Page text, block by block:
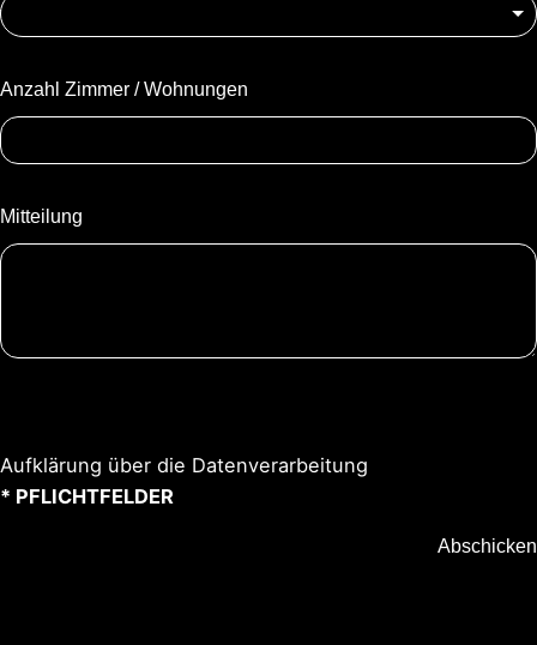
Anzahl Zimmer / Wohnungen
Mitteilung
Abschicken
Aufklärung über die Datenverarbeitung
* PFLICHTFELDER